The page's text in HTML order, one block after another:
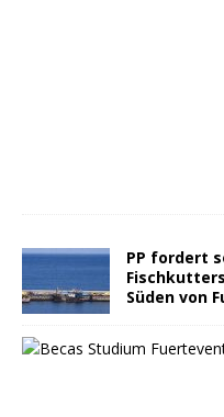
PP fordert
Süden von